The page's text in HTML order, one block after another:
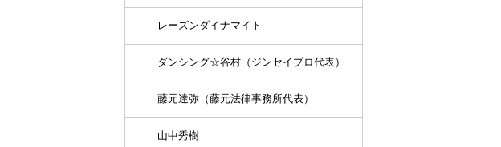
レーズンダイナマイト
ダンシング☆谷村（ジンセイプロ代表）
藤元達弥（藤元法律事務所代表）
山中秀樹